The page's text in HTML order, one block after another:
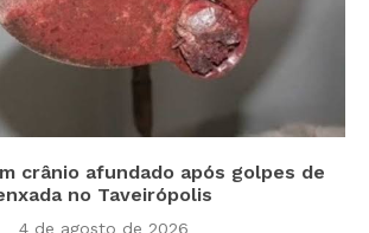
crânio afundado após golpes de
no Taveirópolis
4 de agosto de 2026